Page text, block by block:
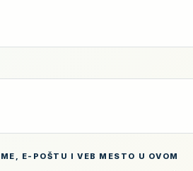
E-POŠTU I VEB MESTO U OVOM